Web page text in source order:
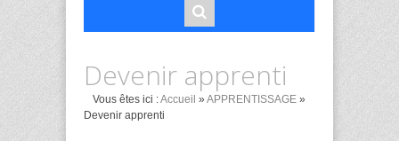
Devenir apprenti
Vous êtes ici :Accueil » APPRENTISSAGE »
Devenir apprenti